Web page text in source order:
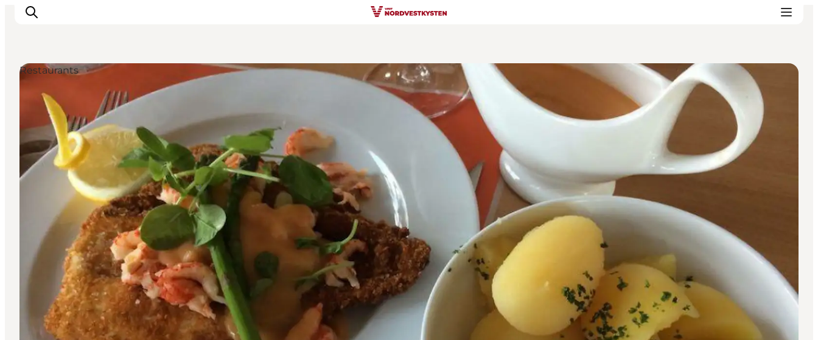
Urlaubsorte
Inspiration
Events
Unterkunft
Mach deine Urlaubsplanung
Restaurants